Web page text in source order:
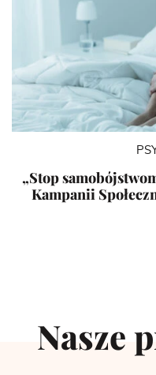
„Stop
Kampanii
Nasze